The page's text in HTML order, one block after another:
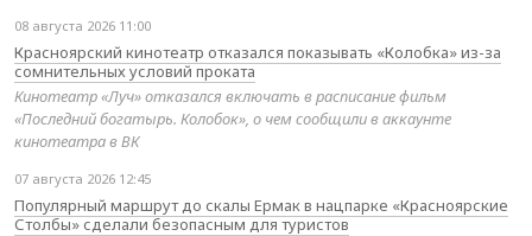
08 августа 2026 11:00
Красноярский кинотеатр отказался показывать «Колобка» из-за
сомнительных условий проката
Кинотеатр «Луч» отказался включать в расписание фильм
«Последний богатырь. Колобок», о чем сообщили в аккаунте
кинотеатра в ВК
07 августа 2026 12:45
Популярный маршрут до скалы Ермак в нацпарке «Красноярские
Столбы» сделали безопасным для туристов